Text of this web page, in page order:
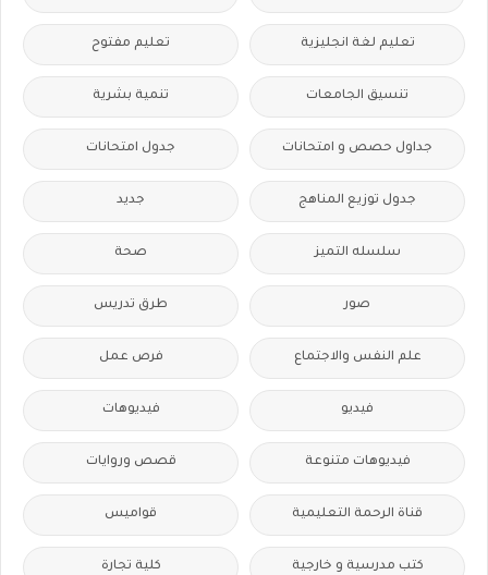
تعليم لغة انجليزية تعليم مفتوح
تنسيق الجامعات تنمية بشرية
جداول حصص و امتحانات جدول امتحانات
جدول توزيع المناهج جديد
سلسله التميز صحة
صور طرق تدريس
علم النفس والاجتماع فرص عمل
فيديو فيديوهات
فيديوهات متنوعة قصص وروايات
قناة الرحمة التعليمية قواميس
كتب مدرسية و خارجية كلية تجارة